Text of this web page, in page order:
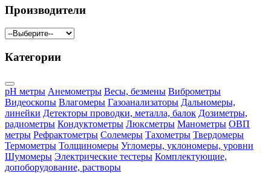
Производители
Категории
pH метры Анемометры Весы, безмены Виброметры
Видеоскопы Влагомеры Газоанализаторы Дальномеры,
линейки Детекторы проводки, металла, балок Дозиметры,
радиометры Кондуктометры Люксметры Манометры ОВП
метры Рефрактометры Солемеры Тахометры Твердомеры
Термометры Толщиномеры Угломеры, уклономеры, уровни
Шумомеры Электрические тестеры Комплектующие,
допоборудование, растворы